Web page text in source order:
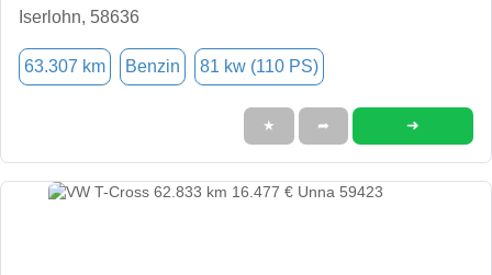
Iserlohn, 58636
63.307 km Benzin 81 kw (110 PS)
★ ➦ ➜